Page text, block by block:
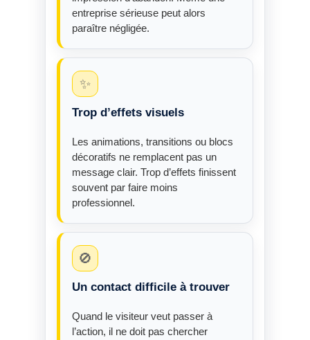
entreprise sérieuse peut alors
paraître négligée.
✨
Trop d’effets visuels
Les animations, transitions ou blocs
décoratifs ne remplacent pas un
message clair. Trop d’effets finissent
souvent par faire moins
professionnel.
🚫
Un contact difficile à trouver
Quand le visiteur veut passer à
l’action, il ne doit pas chercher